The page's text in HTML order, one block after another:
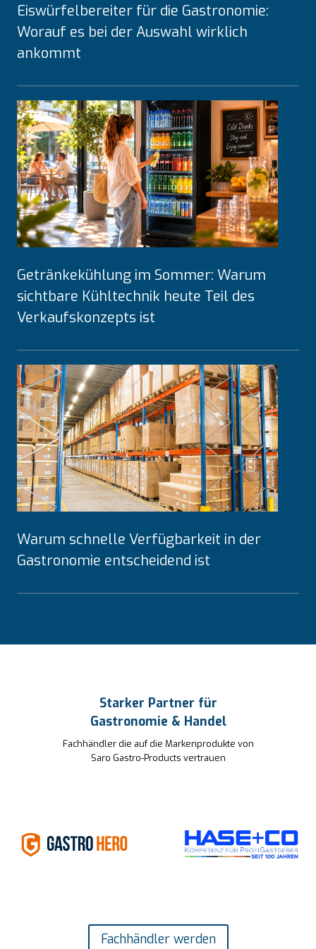
S
l
-
M
a
s
c
h
i
n
e
n
f
ü
d
i
e
G
a
s
t
r
o
n
m
i
W
e
n
Eiswürfelbereiter für die Gastronomie:
Worauf es bei der Auswahl wirklich
ankommt
Getränkekühlung im Sommer: Warum
sichtbare Kühltechnik heute Teil des
Verkaufskonzepts ist
Warum schnelle Verfügbarkeit in der
Gastronomie entscheidend ist
Starker Partner für
Gastronomie & Handel
Fachhändler die auf die Markenprodukte von
Saro Gastro-Products vertrauen
Fachhändler werden